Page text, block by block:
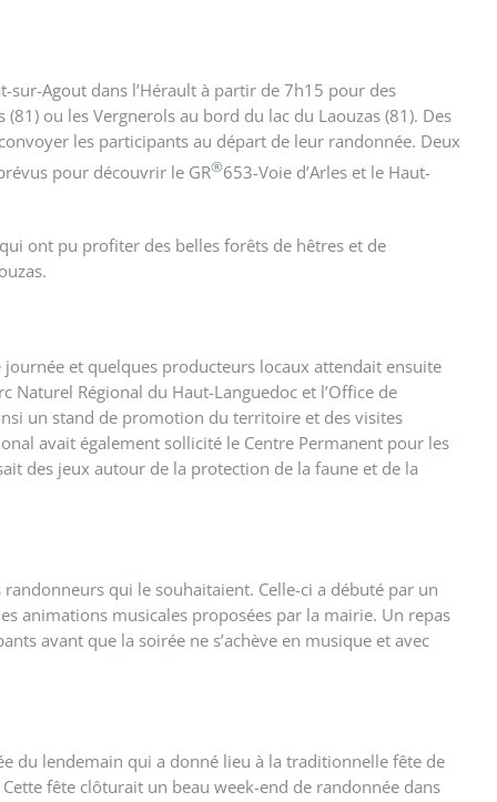
sur-Agout dans l’Hérault à partir de 7h15 pour des
ou les Vergnerols au bord du lac du Laouzas (81). Des
les participants au départ de leur randonnée. Deux
pour découvrir le GR®653-Voie d’Arles et le Haut-
ont pu profiter des belles forêts de hêtres et de
et quelques producteurs locaux attendait ensuite
Naturel Régional du Haut-Languedoc et l’Office de
un stand de promotion du territoire et des visites
avait également sollicité le Centre Permanent pour les
des jeux autour de la protection de la faune et de la
qui le souhaitaient. Celle-ci a débuté par un
animations musicales proposées par la mairie. Un repas
avant que la soirée ne s’achève en musique et avec
du lendemain qui a donné lieu à la traditionnelle fête de
fête clôturait un beau week-end de randonnée dans